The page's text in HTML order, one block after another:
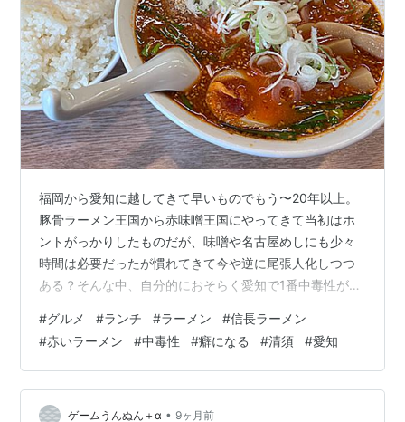
福岡から愛知に越してきて早いものでもう〜20年以上。
豚骨ラーメン王国から赤味噌王国にやってきて当初はホ
ントがっかりしたものだが、味噌や名古屋めしにも少々
時間は必要だったが慣れてきて今や逆に尾張人化しつつ
ある？そんな中、自分的におそらく愛知で1番中毒性が高
ン」だ！ 基本はあっさりとして豚骨系スープだがその超
中毒性高いという逸品が名物ともなっている「赤いラー
メン」なのだ！他のラーメンもあっさりして美味いのだ
が、入店するともう〜なぜか決められたことのように赤
いラーメンを注文しちゅうのだ。もう〜呪縛だね？Aセッ
#グルメ #ランチ #ラーメン #信長ラーメン
#赤いラーメン #中毒性 #癖になる #清須 #愛知
ゲームうんぬん＋α • 9ヶ月前